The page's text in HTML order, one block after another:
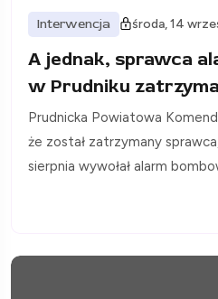
Interwencja środa, 14
A jednak, sprawca
w Prudniku
Prudnicka Powiatowa
że został zatrzymany
sierpnia wywołał alarm